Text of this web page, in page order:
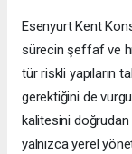
Esenyurt Kent
sürecin şeffaf ve
tür riskli yapıların
gerektiğini de
kalitesini doğrudan
yalnızca yerel